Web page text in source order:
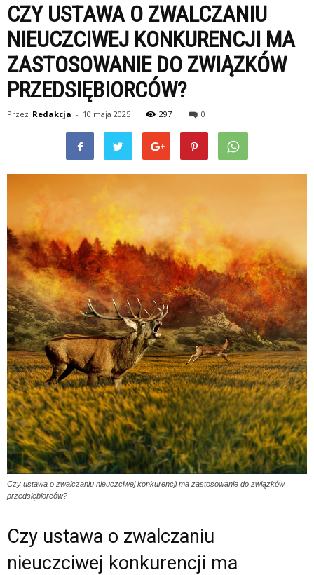
CZY USTAWA O ZWALCZANIU
NIEUCZCIWEJ KONKURENCJI MA
ZASTOSOWANIE DO ZWIĄZKÓW
PRZEDSIĘBIORCÓW?
Przez Redakcja - 10 maja 2025 297 0
Czy ustawa o zwalczaniu nieuczciwej konkurencji ma zastosowanie do związków
przedsiębiorców?
Czy ustawa o zwalczaniu
nieuczciwej konkurencji ma